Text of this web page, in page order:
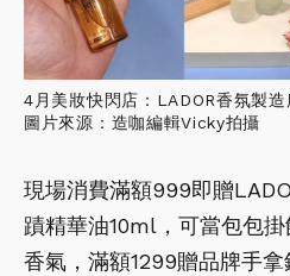
4月美妝快閃店：LADOR香氛製
圖片來源：造咖編輯Vicky拍攝
現場消費滿額999即贈
蹟精華油10ml，可當包包
香氣，滿額1299贈品牌手